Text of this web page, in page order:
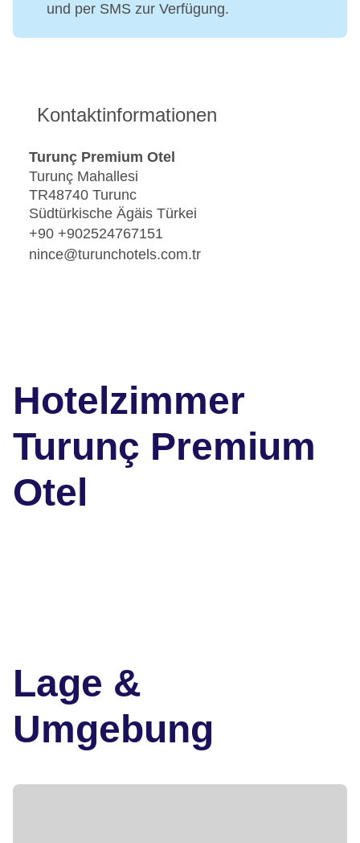
und per SMS zur Verfügung.
Kontaktinformationen
Turunç Premium Otel
Turunç Mahallesi
TR48740 Turunc
Südtürkische Ägäis Türkei
+90 +902524767151
nince@turunchotels.com.tr
Hotelzimmer
Turunç Premium
Otel
Lage &
Umgebung